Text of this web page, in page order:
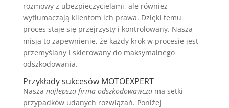
rozmowy z ubezpieczycielami, ale również
wytłumaczają klientom ich prawa. Dzięki temu
proces staje się przejrzysty i kontrolowany. Nasza
misja to zapewnienie, że każdy krok w procesie jest
przemyślany i skierowany do maksymalnego
odszkodowania.
Przykłady sukcesów MOTOEXPERT
Nasza najlepsza firma odszkodowawczama setki
przypadków udanych rozwiązań. Poniżej